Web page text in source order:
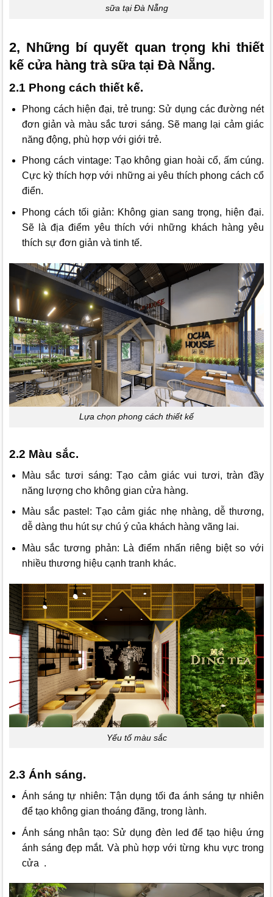
sữa tại Đà Nẵng
2, Những bí quyết quan trọng khi thiết
kế cửa hàng trà sữa tại Đà Nẵng.
2.1 Phong cách thiết kế.
Phong cách hiện đại, trẻ trung: Sử dụng các đường nét
đơn giản và màu sắc tươi sáng. Sẽ mang lại cảm giác
năng động, phù hợp với giới trẻ.
Phong cách vintage: Tạo không gian hoài cổ, ấm cúng.
Cực kỳ thích hợp với những ai yêu thích phong cách cổ
điển.
Phong cách tối giản: Không gian sang trọng, hiện đại.
Sẽ là địa điểm yêu thích với những khách hàng yêu
thích sự đơn giản và tinh tế.
Lựa chọn phong cách thiết kế
2.2 Màu sắc.
Màu sắc tươi sáng: Tạo cảm giác vui tươi, tràn đầy
năng lượng cho không gian cửa hàng.
Màu sắc pastel: Tạo cảm giác nhẹ nhàng, dễ thương,
dễ dàng thu hút sự chú ý của khách hàng vãng lai.
Màu sắc tương phản: Là điểm nhấn riêng biệt so với
nhiều thương hiệu cạnh tranh khác.
Yếu tố màu sắc
2.3 Ánh sáng.
Ánh sáng tự nhiên: Tận dụng tối đa ánh sáng tự nhiên
để tạo không gian thoáng đãng, trong lành.
Ánh sáng nhân tạo: Sử dụng đèn led để tạo hiệu ứng
ánh sáng đẹp mắt. Và phù hợp với từng khu vực trong
cửa .